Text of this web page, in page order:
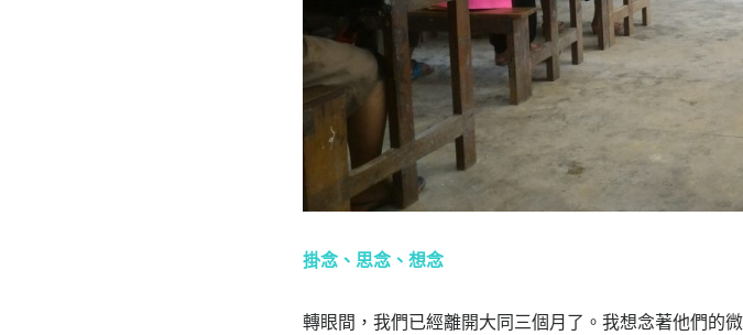
掛念、思念、想念
轉眼間，我們已經離開大同三個月了。我想念著他們的